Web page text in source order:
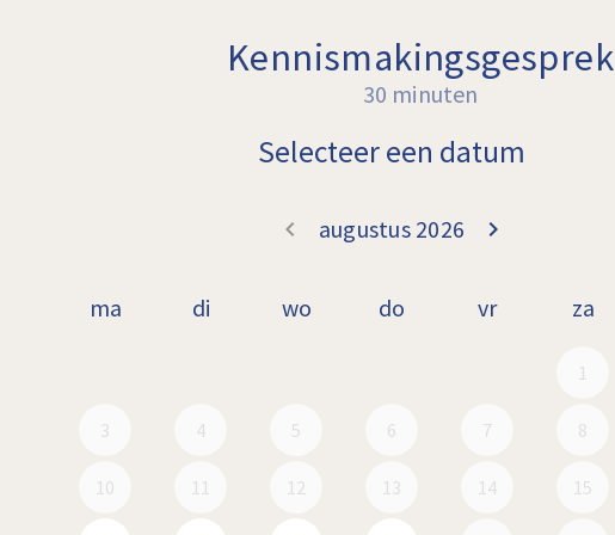
Kennismakingsgesprek
30 minuten
Selecteer een datum
augustus 2026
keyboard_arrow_left
keyboard_arrow_right
ma di wo do vr za
1
3 4 5 6 7 8
10 11 12 13 14 15